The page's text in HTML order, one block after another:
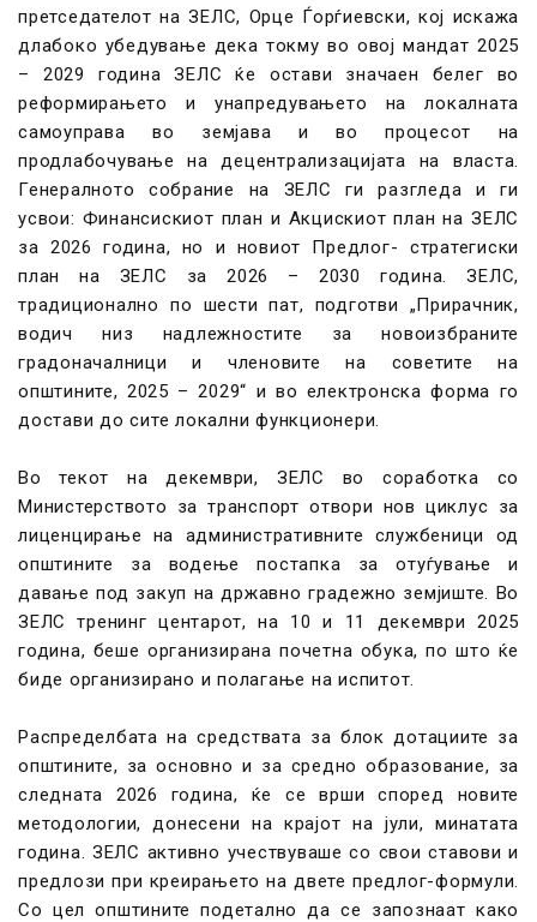
претседателот на ЗЕЛС, Орце Ѓорѓиевски, кој искажа
длабоко убедување дека токму во овој мандат 2025
– 2029 година ЗЕЛС ќе остави значаен белег во
реформирањето и унапредувањето на локалната
самоуправа во земјава и во процесот на
продлабочување на децентрализацијата на власта.
Генералното собрание на ЗЕЛС ги разгледа и ги
усвои: Финансискиот план и Акцискиот план на ЗЕЛС
за 2026 година, но и новиот Предлог- стратегиски
план на ЗЕЛС за 2026 – 2030 година. ЗЕЛС,
традиционално по шести пат, подготви „Прирачник,
водич низ надлежностите за новоизбраните
градоначалници и членовите на советите на
општините, 2025 – 2029“ и во електронска форма го
достави до сите локални функционери.
Во текот на декември, ЗЕЛС во соработка со
Министерството за транспорт отвори нов циклус за
лиценцирање на административните службеници од
општините за водење постапка за отуѓување и
давање под закуп на државно градежно земјиште. Во
ЗЕЛС тренинг центарот, на 10 и 11 декември 2025
година, беше организирана почетна обука, по што ќе
биде организирано и полагање на испитот.
Распределбата на средствата за блок дотациите за
општините, за основно и за средно образование, за
следната 2026 година, ќе се врши според новите
методологии, донесени на крајот на јули, минатата
година. ЗЕЛС активно учествуваше со свои ставови и
предлози при креирањето на двете предлог-формули.
Со цел општините подетално да се запознаат како